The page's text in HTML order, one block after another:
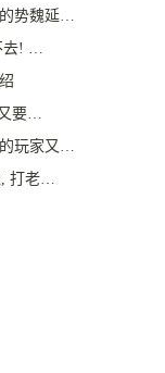
势魏延…
去! …
要…
玩家又…
, 打老…